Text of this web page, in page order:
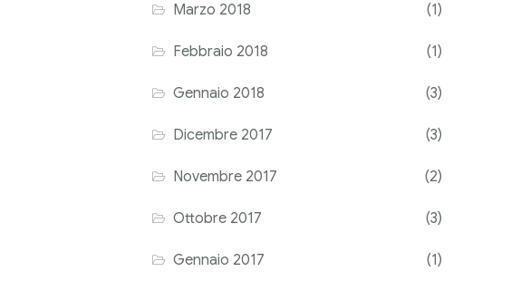
Marzo 2018 (1)
Febbraio 2018 (1)
Gennaio 2018 (3)
Dicembre 2017 (3)
Novembre 2017 (2)
Ottobre 2017 (3)
Gennaio 2017 (1)